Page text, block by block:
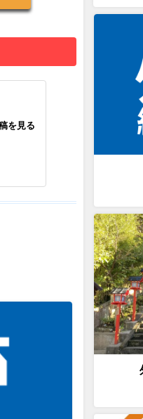
を見る